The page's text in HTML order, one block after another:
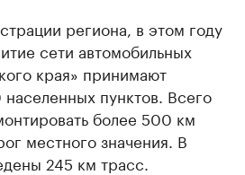
региона, в этом году
сети автомобильных
края» принимают
пунктов. Всего
более 500 км
местного значения. В
245 км трасс.